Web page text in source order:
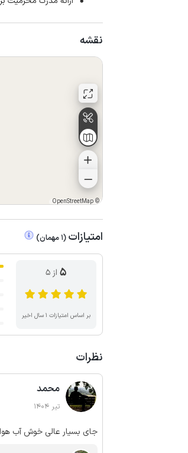
نقشه
©
OpenStreetMap
امتیازات (
1 مهمان)
5 از ۵
بر اساس امتیازات ۱ سال اخیر
نظرات
محمد
تیر 1404
جای بسیار عالی خوش آب هوا برخورد عالی صاحب ملک